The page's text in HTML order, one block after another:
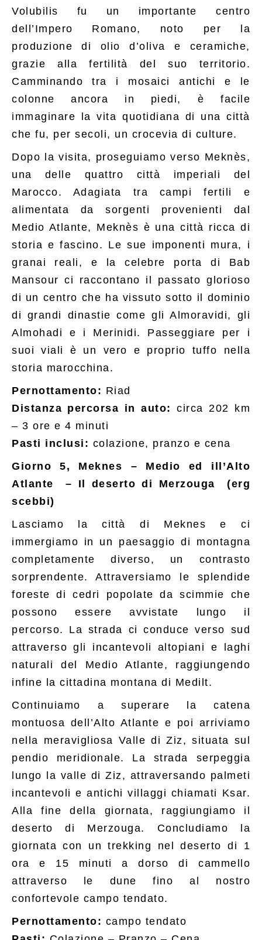
Volubilis fu un importante centro
dell’Impero Romano, noto per la
produzione di olio d’oliva e ceramiche,
grazie alla fertilità del suo territorio.
Camminando tra i mosaici antichi e le
colonne ancora in piedi, è facile
immaginare la vita quotidiana di una città
che fu, per secoli, un crocevia di culture.
Dopo la visita, proseguiamo verso Meknès,
una delle quattro città imperiali del
Marocco. Adagiata tra campi fertili e
alimentata da sorgenti provenienti dal
Medio Atlante, Meknès è una città ricca di
storia e fascino. Le sue imponenti mura, i
granai reali, e la celebre porta di Bab
Mansour ci raccontano il passato glorioso
di un centro che ha vissuto sotto il dominio
di grandi dinastie come gli Almoravidi, gli
Almohadi e i Merinidi. Passeggiare per i
suoi viali è un vero e proprio tuffo nella
storia marocchina.
Pernottamento: Riad
Distanza percorsa in auto: circa 202 km
– 3 ore e 4 minuti
Pasti inclusi: colazione, pranzo e cena
Giorno 5, Meknes – Medio ed ill’Alto
Atlante – Il deserto di Merzouga (erg
scebbi)
Lasciamo la città di Meknes e ci
immergiamo in un paesaggio di montagna
completamente diverso, un contrasto
sorprendente. Attraversiamo le splendide
foreste di cedri popolate da scimmie che
possono essere avvistate lungo il
percorso. La strada ci conduce verso sud
attraverso gli incantevoli altopiani e laghi
naturali del Medio Atlante, raggiungendo
infine la cittadina montana di Medilt.
Continuiamo a superare la catena
montuosa dell’Alto Atlante e poi arriviamo
nella meravigliosa Valle di Ziz, situata sul
pendio meridionale. La strada serpeggia
lungo la valle di Ziz, attraversando palmeti
incantevoli e antichi villaggi chiamati Ksar.
Alla fine della giornata, raggiungiamo il
deserto di Merzouga. Concludiamo la
giornata con un trekking nel deserto di 1
ora e 15 minuti a dorso di cammello
attraverso le dune fino al nostro
confortevole campo tendato.
Pernottamento: campo tendato